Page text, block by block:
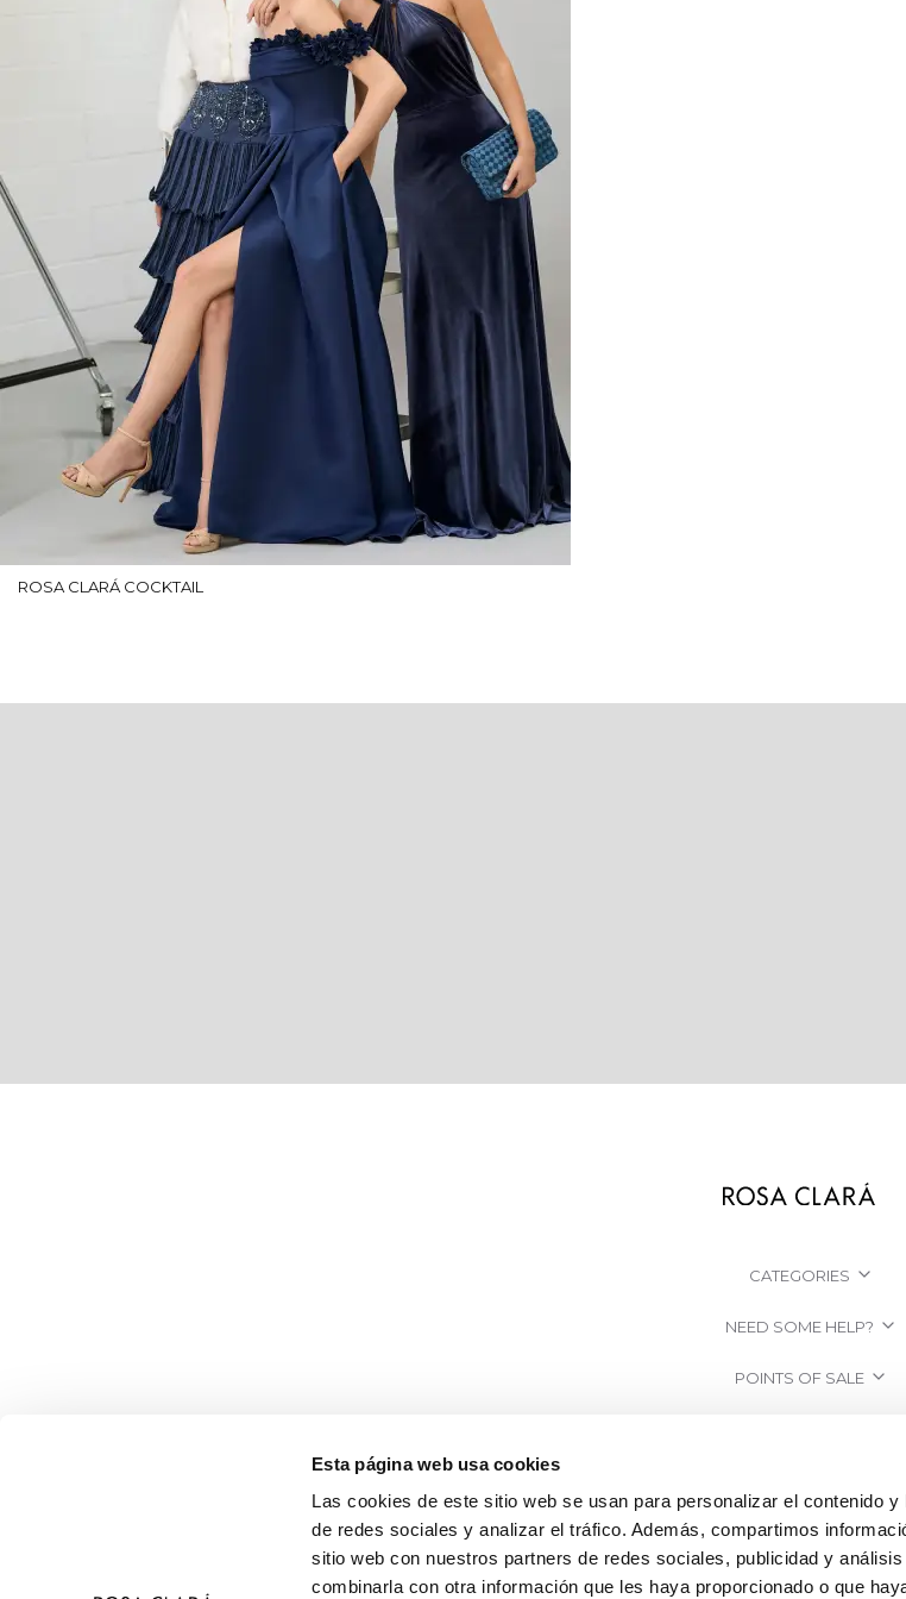
Esta página web usa cookies
Las cookies de este sitio web se usan para personalizar el contenido
de redes sociales y analizar el tráfico. Además, compartimos
sitio web con nuestros partners de redes sociales, publicidad y
combinarla con otra información que les haya proporcionado o que
ROSA CLARÁ COCKTAIL
CATEGORIES
NEED SOME HELP?
POINTS OF SALE